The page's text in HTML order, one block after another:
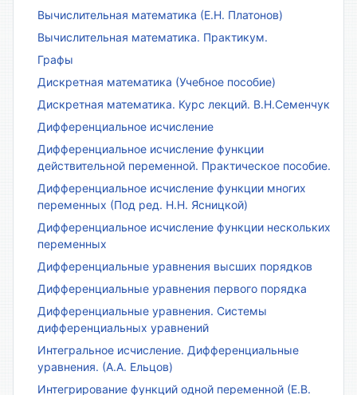
Вычислительная математика (Е.Н. Платонов)
Вычислительная математика. Практикум.
Графы
Дискретная математика (Учебное пособие)
Дискретная математика. Курс лекций. В.Н.Семенчук
Дифференциальное исчисление
Дифференциальное исчисление функции
действительной переменной. Практическое пособие.
Дифференциальное исчисление функции многих
переменных (Под ред. Н.Н. Ясницкой)
Дифференциальное исчисление функции нескольких
переменных
Дифференциальные уравнения высших порядков
Дифференциальные уравнения первого порядка
Дифференциальные уравнения. Системы
дифференциальных уравнений
Интегральное исчисление. Дифференциальные
уравнения. (А.А. Ельцов)
Интегрирование функций одной переменной (Е.В.